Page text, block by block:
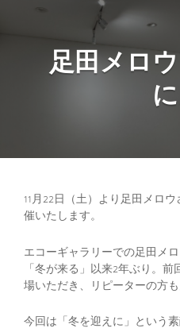
足田メロ
に
11月22日（土）より足田メロ
催いたします。
エコーギャラリーでの足田メ
「冬が来る」以来2年ぶり。
場いただき、リピーターの方
今回は「冬を迎えに」という
投
ナ
ビ
ゲ